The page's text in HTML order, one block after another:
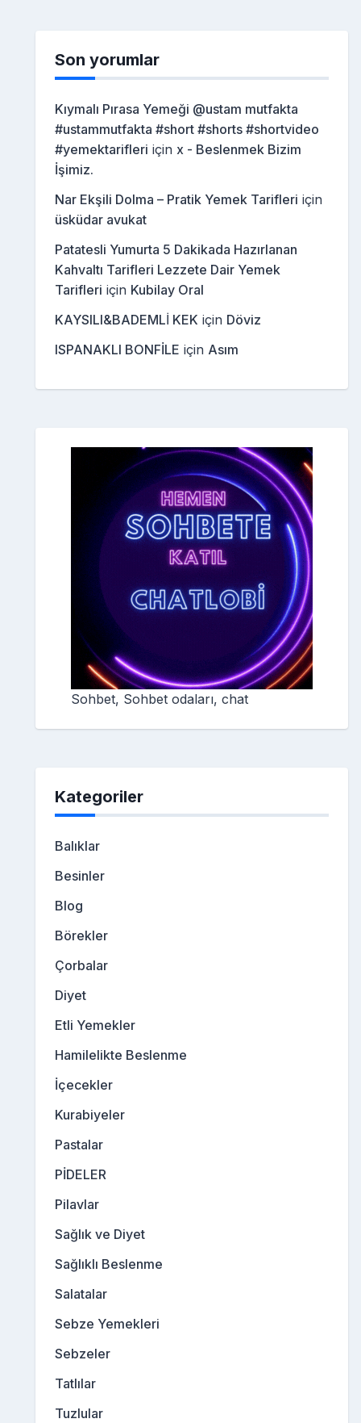
Son yorumlar
Kıymalı Pırasa Yemeği @ustam mutfakta
#ustammutfakta #short #shorts #shortvideo
#yemektarifleri için x - Beslenmek Bizim
İşimiz.
Nar Ekşili Dolma – Pratik Yemek Tarifleri için
üsküdar avukat
Patatesli Yumurta 5 Dakikada Hazırlanan
Kahvaltı Tarifleri Lezzete Dair Yemek
Tarifleri için Kubilay Oral
KAYSILI&BADEMLİ KEK için Döviz
ISPANAKLI BONFİLE için Asım
Sohbet, Sohbet odaları, chat
Kategoriler
Balıklar
Besinler
Blog
Börekler
Çorbalar
Diyet
Etli Yemekler
Hamilelikte Beslenme
İçecekler
Kurabiyeler
Pastalar
PİDELER
Pilavlar
Sağlık ve Diyet
Sağlıklı Beslenme
Salatalar
Sebze Yemekleri
Sebzeler
Tatlılar
Tuzlular